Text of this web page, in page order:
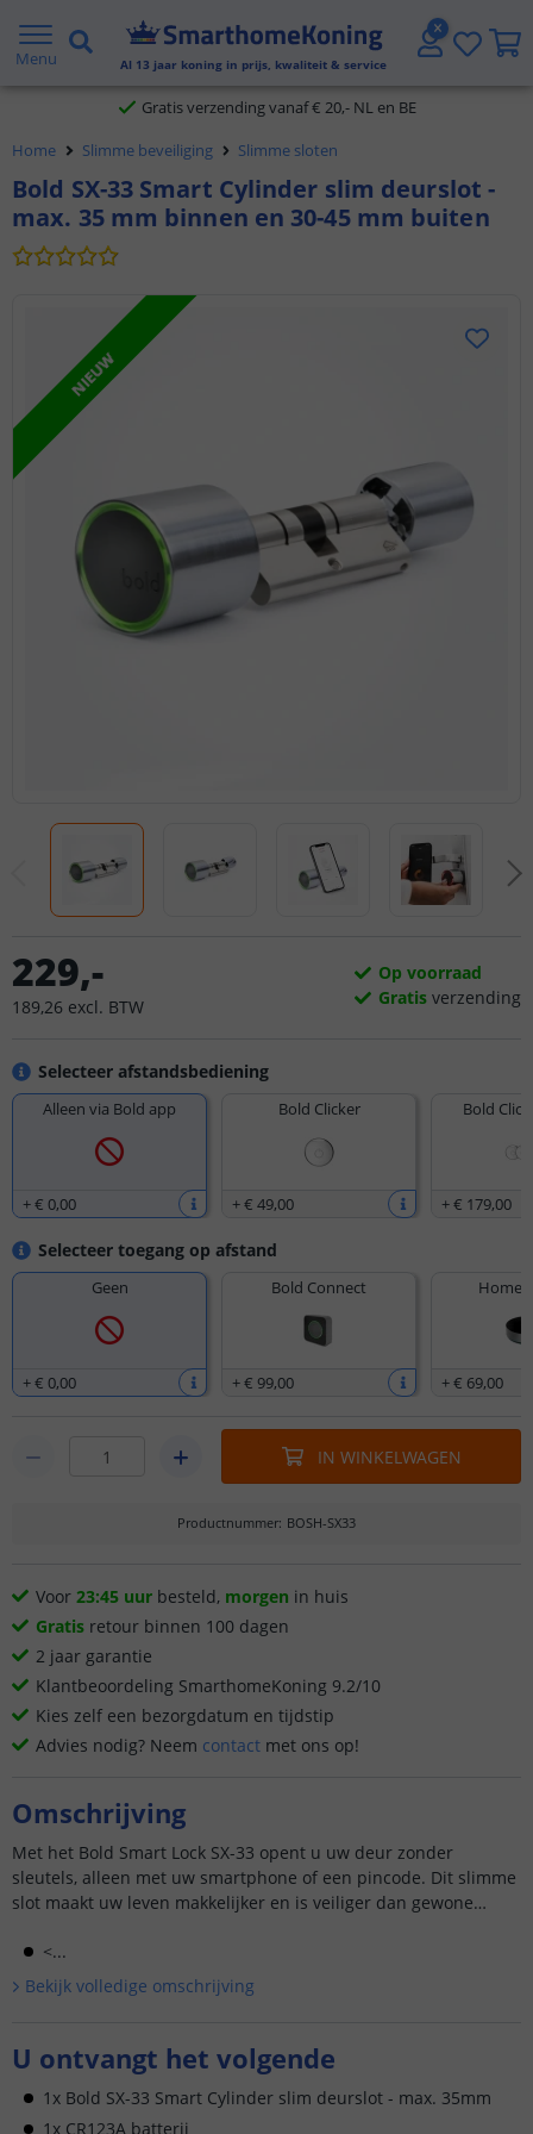
Menu Al 13 jaar koning in prijs, kwaliteit & service
2 jaar garantie
Gratis verzending vanaf € 20,- NL en BE
Klantbeoordeling 9.1
Voor 23:45 uur besteld,morgen in huis
Home Slimme beveiliging Slimme sloten
Bold SX-33 Smart Cylinder slim deurslot -
max. 35 mm binnen en 30-45 mm buiten
NIEUW
Selecteer afstandsbediening
Alleen via Bold app
+€ 0,00
Bold Clicker
+€ 49,00
Bold
+€ 179,00
Selecteer toegang op afstand
Geen
+€ 0,00
Bold Connect
+€ 99,00 +€ 69,00
229,-
189,26 excl. BTW
Op voorraad
Gratis verzending
IN WINKELWAGEN
Productnummer: BOSH-SX33
Voor 23:45 uur besteld, morgen in huis
Gratis retour binnen 100 dagen
2 jaar garantie
Klantbeoordeling SmarthomeKoning 9.2/10
Kies zelf een bezorgdatum en tijdstip
Advies nodig? Neem contact met ons op!
Omschrijving
Met het Bold Smart Lock SX-33 opent u uw deur zonder
sleutels, alleen met uw smartphone of een pincode. Dit slimme
slot maakt uw leven makkelijker en is veiliger dan gewone
<...
Bekijk volledige omschrijving
U ontvangt het volgende
1x Bold SX-33 Smart Cylinder slim deurslot - max. 35mm
1x CR123A batterij